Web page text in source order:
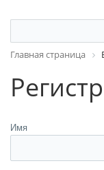
Главная страница
Имя